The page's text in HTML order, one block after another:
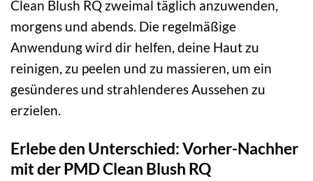
Clean Blush RQ zweimal täglich anzuwenden,
morgens und abends. Die regelmäßige
Anwendung wird dir helfen, deine Haut zu
reinigen, zu peelen und zu massieren, um ein
gesünderes und strahlenderes Aussehen zu
erzielen.
Erlebe den Unterschied: Vorher-Nachher
mit der PMD Clean Blush RQ